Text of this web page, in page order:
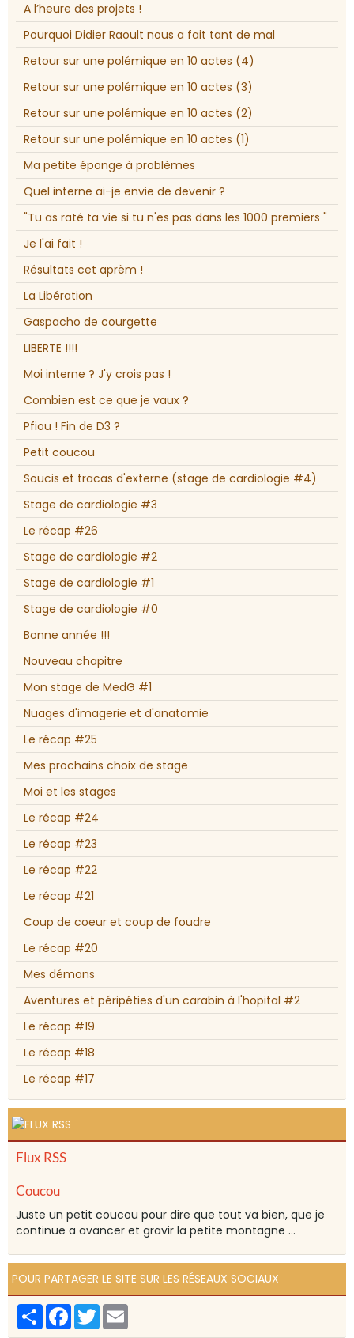
A l’heure des projets !
Pourquoi Didier Raoult nous a fait tant de mal
Retour sur une polémique en 10 actes (4)
Retour sur une polémique en 10 actes (3)
Retour sur une polémique en 10 actes (2)
Retour sur une polémique en 10 actes (1)
Ma petite éponge à problèmes
Quel interne ai-je envie de devenir ?
"Tu as raté ta vie si tu n'es pas dans les 1000 premiers "
Je l'ai fait !
Résultats cet aprèm !
La Libération
Gaspacho de courgette
LIBERTE !!!!
Moi interne ? J'y crois pas !
Combien est ce que je vaux ?
Pfiou ! Fin de D3 ?
Petit coucou
Soucis et tracas d'externe (stage de cardiologie #4)
Stage de cardiologie #3
Le récap #26
Stage de cardiologie #2
Stage de cardiologie #1
Stage de cardiologie #0
Bonne année !!!
Nouveau chapitre
Mon stage de MedG #1
Nuages d'imagerie et d'anatomie
Le récap #25
Mes prochains choix de stage
Moi et les stages
Le récap #24
Le récap #23
Le récap #22
Le récap #21
Coup de coeur et coup de foudre
Le récap #20
Mes démons
Aventures et péripéties d'un carabin à l'hopital #2
Le récap #19
Le récap #18
Le récap #17
Flux RSS
Coucou
Juste un petit coucou pour dire que tout va bien, que je
continue a avancer et gravir la petite montagne ...
POUR PARTAGER LE SITE SUR LES RÉSEAUX SOCIAUX
PartagerFacebook
Twitter